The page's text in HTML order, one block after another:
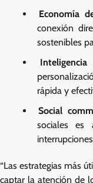
Economía
conexión
sostenibles
rápida y
Social
sociales es
“Las estrategias más
captar la atención de